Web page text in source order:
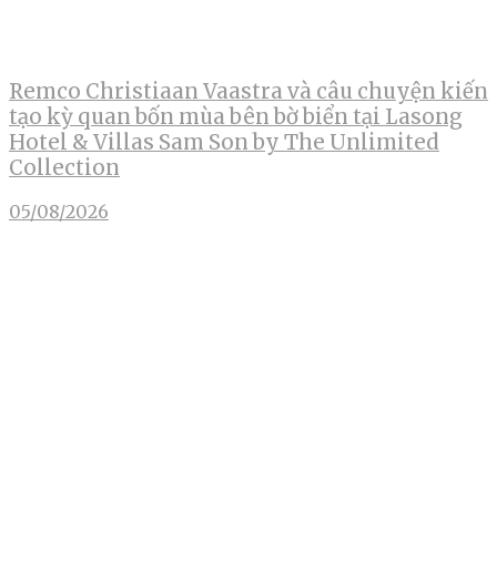
Remco Christiaan Vaastra và câu chuyện kiến
tạo kỳ quan bốn mùa bên bờ biển tại Lasong
Hotel & Villas Sam Son by The Unlimited
Collection
05/08/2026